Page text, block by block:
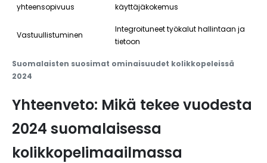
Suomalaisten suosimat ominaisuudet kolikkopeleissä
2024
yhteensopivuus
käyttäjäkokemus
Vastuullistuminen
Integroituneet työkalut hallintaan ja
tietoon
Yhteenveto: Mikä tekee vuodesta
2024 suomalaisessa
kolikkopelimaailmassa